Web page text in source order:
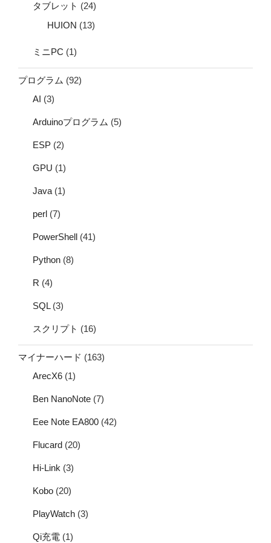
タブレット (24)
HUION (13)
ミニPC (1)
プログラム (92)
AI (3)
Arduinoプログラム (5)
ESP (2)
GPU (1)
Java (1)
perl (7)
PowerShell (41)
Python (8)
R (4)
SQL(3)
スクリプト (16)
マイナーハード (163)
ArecX6 (1)
Ben NanoNote (7)
Eee Note EA800 (42)
Flucard (20)
Hi-Link (3)
Kobo (20)
PlayWatch (3)
Qi充電 (1)